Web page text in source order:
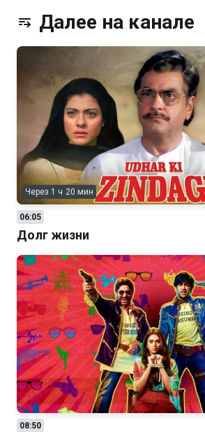
Далее на канале
Через 1 ч 20 мин
06:05
Долг жизни
08:50